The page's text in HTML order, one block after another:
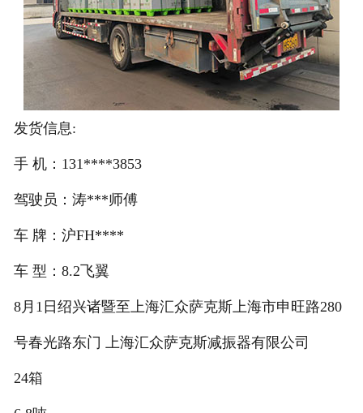
在线礼佛
在线许愿
发货信息:
手 机：131****3853
驾驶员：涛***师傅
车 牌：沪FH****
车 型：8.2飞翼
8月1日绍兴诸暨至上海汇众萨克斯上海市申旺路280
号春光路东门 上海汇众萨克斯减振器有限公司
24箱